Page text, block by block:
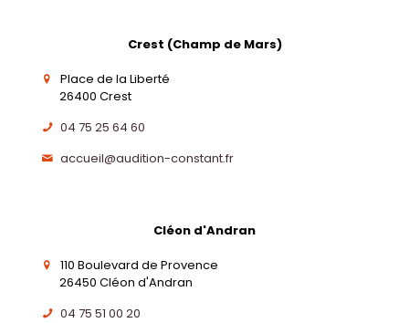
Crest (Champ de Mars)
Place de la Liberté
26400 Crest
04 75 25 64 60
accueil@audition-constant.fr
Cléon d'Andran
110 Boulevard de Provence
26450 Cléon d'Andran
04 75 51 00 20